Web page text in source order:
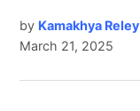
by Kamakhya Reley
March 21, 2025